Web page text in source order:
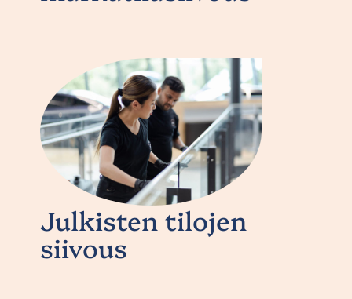
Julkisten tilojen
siivous